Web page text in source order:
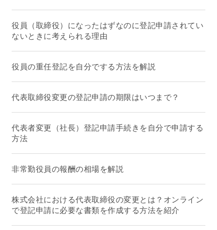
役員（取締役）になったはずなのに登記申請されてい
ないときに考えられる理由
役員の重任登記を自分でする方法を解説
代表取締役変更の登記申請の期限はいつまで？
代表者変更（社長）登記申請手続きを自分で申請する
方法
非常勤役員の報酬の相場を解説
株式会社における代表取締役の変更とは？オンライン
で登記申請に必要な書類を作成する方法を紹介